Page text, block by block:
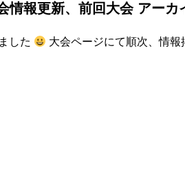
報更新、前回大会 アーカ
した 大会ページにて順次、情報